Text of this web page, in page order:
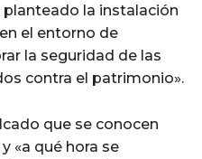
la instalación
el entorno de
la seguridad de las
contra el patrimonio».
que se conocen
«a qué hora se